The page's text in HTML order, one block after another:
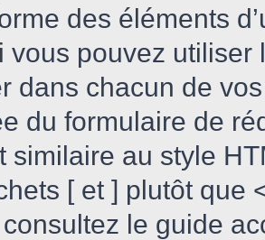
des éléments
vous pouvez
dans chacun de
du formulaire de
similaire au style
[ et ] plutôt que
le guide